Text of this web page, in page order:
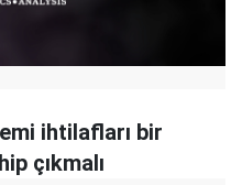
ihtilafları bir
çıkmalı